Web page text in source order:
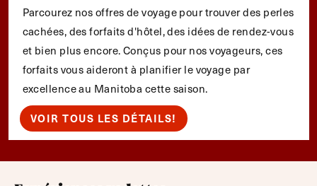
Parcourez nos offres de voyage pour trouver des perles
cachées, des forfaits d'hôtel, des idées de rendez-vous
et bien plus encore. Conçus pour nos voyageurs, ces
forfaits vous aideront à planifier le voyage par
excellence au Manitoba cette saison.
VOIR TOUS LES DÉTAILS!